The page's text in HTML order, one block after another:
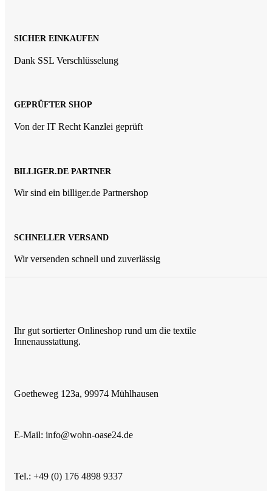
SICHER EINKAUFEN
Dank SSL Verschlüsselung
GEPRÜFTER SHOP
Von der IT Recht Kanzlei geprüft
BILLIGER.DE PARTNER
Wir sind ein billiger.de Partnershop
SCHNELLER VERSAND
Wir versenden schnell und zuverlässig
Ihr gut sortierter Onlineshop rund um die textile
Innenausstattung.
Goetheweg 123a, 99974 Mühlhausen
E-Mail: info@wohn-oase24.de
Tel.: +49 (0) 176 4898 9337